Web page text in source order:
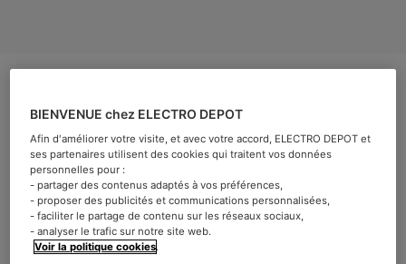
Le monde du vin est empreint de détails techniques et
nuances subtiles. Parmi celles-ci, la température joue un
rôle crucial. En effet, elle influence la qualité du
vieillissement et de la dégustation de chaque vin. De la
cave à la table, chaque vin a sa propre « zone de confort
BIENVENUE chez ELECTRO DEPOT
Afin d'améliorer votre visite, et avec votre accord, ELECTRO DEPOT et
ses partenaires utilisent des cookies qui traitent vos données
personnelles pour :
- partager des contenus adaptés à vos préférences,
- proposer des publicités et communications personnalisées,
- faciliter le partage de contenu sur les réseaux sociaux,
- analyser le trafic sur notre site web.
Voir la politique cookies.